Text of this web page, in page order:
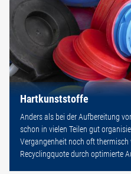
Hartkunststoffe
Anders als bei der Aufbereitung
schon in vielen Teilen gut
Vergangenheit noch oft
Recyclingquote durch optimierte